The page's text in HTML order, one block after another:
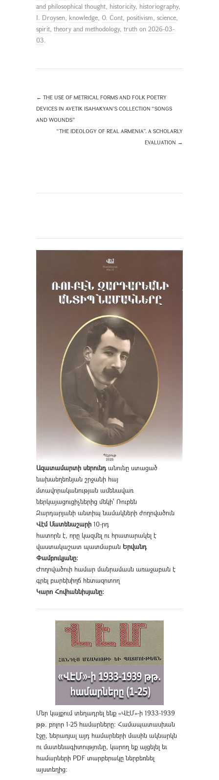
and philosophical thought, historicity, historiography,
I. Droysen, knowledge, O. Cont, positivism, science,
spirit, theory and methodology, truth on 2026-03-
03.
← THE USE OF METRICAL FORMS AND FOLK POETRY
DEVICES IN AVETIK ISAHAKYAN’S COLLECTION “SONGS
AND WOUNDS”
“THE IDEOLOGY OF REAL ARMENIA”. A SCHOLARLY
EVALUATION →
Ազատամարտի սերունդանունը ստացած
նախաեղեռնյան շրջանի հայ
մտավորականության ամենավառ
ներկայացուցիչներից մեկի՝ Ռուբեն
Զարդարյանի անտիպ նամակների ժողովածուն
Վէմ Մատենաշարի 10-րդ
հատորն է, որը կազմել ու հրատարակել է
վաստակաշատ պատմաբան Երվանդ
Փամբուկյանը։
Ժողովածուի համար մանրամասն առաջաբան է
գրել բարեխիղճ հետազոտող
Կարո Հովհաննիսյանը։
Մեր կայքում տեղադրել ենք «ՎԷՄ»-ի 1933-1939
թթ. բոլոր 1-25 համարները։ Համապատասխան
էջը, ներառյալ այդ համարների մասին ակնարկն
ու մատենագիտությունը, կարող եք այցելել եւ
համարների PDF տարբերակը ներբեռնել
այստեղից։